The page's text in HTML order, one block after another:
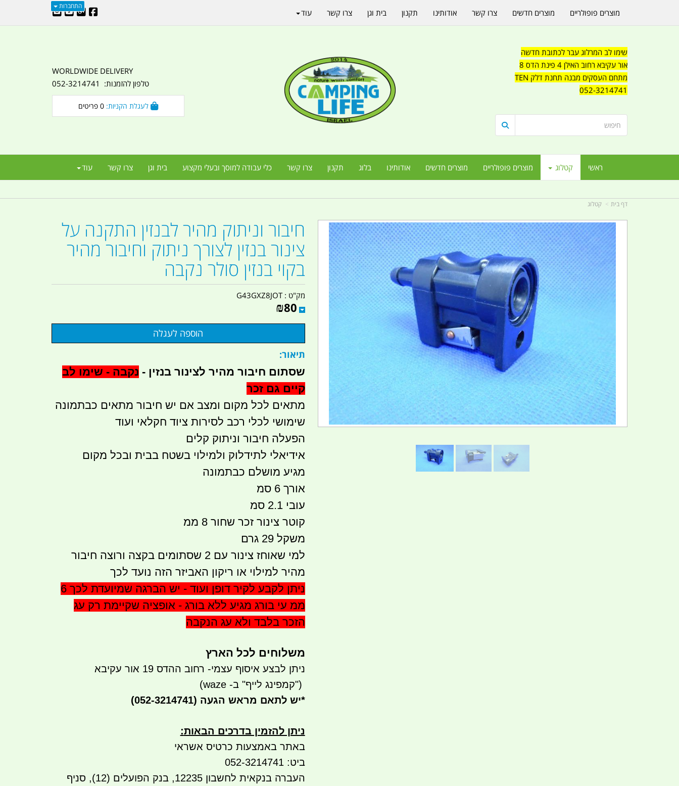
התחברות
שימו לב המרלוג עבר לכתובת חדשה
אור עקיבא רחוב האילן 4 פינת הדס 8
מתחם העסקים מבנה תחנת דלק TEN
052-3214741
WORLDWIDE DELIVERY
טלפון להזמנות: 052-3214741
0
ראשי קטלוג מוצרים פופולריים מוצרים חדשים אודותינו בלוג תקנון צרו קשר כלי עבודה למוסך ובעלי מקצוע בית וגן צרו קשר עוד
מוצרים פופולריים מוצרים חדשים צרו קשר אודותינו תקנון בית וגן צרו קשר עוד
דף בית קטלוג
חיבור וניתוק מהיר לבנזין התקנה על
צינור בנזין לצורך ניתוק וחיבור מהיר
בקוי בנזין סולר נקבה
מק"ט :G43GXZ8JOT
₪80
תיאור:
שסתום חיבור מהיר לצינור בנזין - נקבה - שימו לב
קיים גם זכר
מתאים לכל מקום ומצב אם יש חיבור מתאים כבתמונה
שימושי לכלי רכב לסירות ציוד חקלאי ועוד
הפעלה חיבור וניתוק קלים
אידיאלי לתידלוק ולמילוי בשטח בבית ובכל מקום
מגיע מושלם כבתמונה
אורך 6 סמ
עובי 2.1 סמ
קוטר צינור זכר שחור 8 ממ
משקל 29 גרם
למי שאוחז צינור עם 2 שסתומים בקצה ורוצה חיבור
מהיר למילוי או ריקון האביזר הזה נועד לכך
ניתן לקבע לקיר דופן ועוד - יש הברגה שמיועדת לכך 6
ממ עי בורג מגיע ללא בורג - אופציה שקיימת רק עג
הזכר בלבד ולא עג הנקבה
משלוחים לכל הארץ
ניתן לבצע איסוף עצמי- רחוב ההדס 19 אור עקיבא
")קמפינג לייף" ב- waze)
*יש לתאם מראש הגעה (052-3214741)
ניתן להזמין בדרכים הבאות:
באתר באמצעות כרטיס אשראי
ביט: 052-3214741
העברה בנקאית לחשבון 122
35, בנק הפועלים (12), סניף